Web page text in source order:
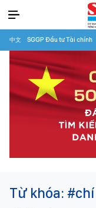
中文 SGGP Đầu tư Tài chính
Từ khóa: